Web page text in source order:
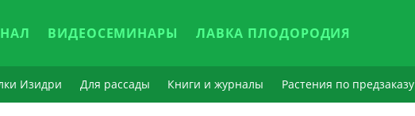
ВИДЕОСЕМИНАРЫ ЛАВКА ПЛОДОРОДИЯ
Изидри Для рассады Книги и журналы Растения по предзаказу